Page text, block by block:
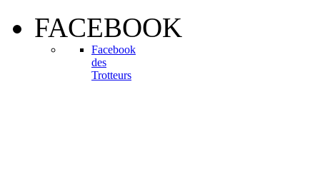
FACEBOOK
Facebook
des
Trotteurs